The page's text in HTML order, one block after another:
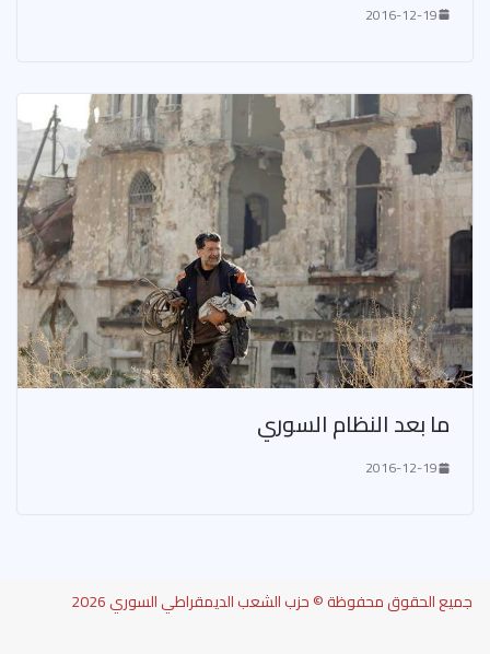
2016-12-19
ما بعد النظام السوري
2016-12-19
جميع الحقوق محفوظة © حزب الشعب الديمقراطي السوري 2026